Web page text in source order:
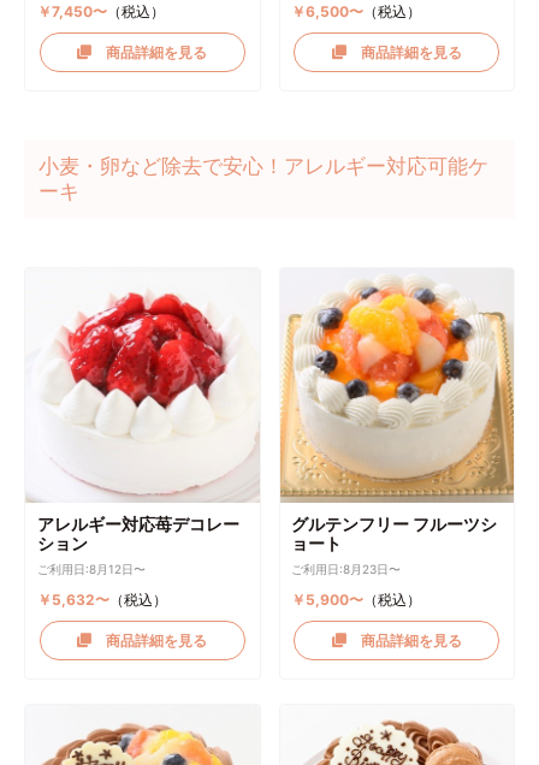
￥7,450〜（税込）
商品詳細を見る
￥6,500〜 （税込）
商品詳細を見る
小麦・卵など除去で安心！アレルギー対応可能ケ
ーキ
アレルギー対応苺デコレー
ション
ご利用日:8月12日〜
￥5,632〜（税込）
商品詳細を見る
グルテンフリー フルーツシ
ョート
ご利用日:8月23日〜
￥5,900〜 （税込）
商品詳細を見る